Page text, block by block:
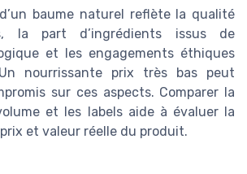
baume naturel reflète la qualité
la part d’ingrédients issus de
et les engagements éthiques
nourrissante prix très bas peut
sur ces aspects. Comparer la
et les labels aide à évaluer la
et valeur réelle du produit.